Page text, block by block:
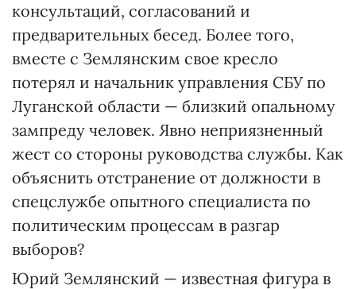
консультаций, согласований и
предварительных бесед. Более того,
вместе с Землянским свое кресло
потерял и начальник управления СБУ по
Луганской области — близкий опальному
зампреду человек. Явно неприязненный
жест со стороны руководства службы. Как
объяснить отстранение от должности в
спецслужбе опытного специалиста по
политическим процессам в разгар
выборов?
Юрий Землянский — известная фигура в